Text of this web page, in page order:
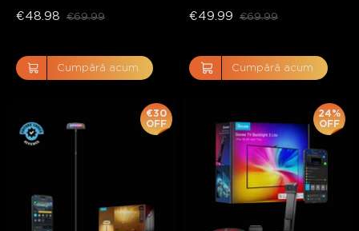
€48.98 €69.99
Cumpără acum
€49.99 €69.99
Cumpără acum
€30
OFF
24%
OFF